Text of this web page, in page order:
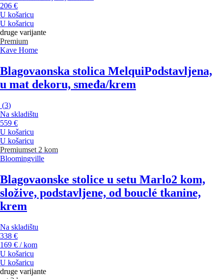
206 €
U košaricu
U košaricu
druge varijante
Premium
Kave Home
Blagovaonska stolica MelquiPodstavljena,
u mat dekoru, smeđa/krem
(3)
Na skladištu
559 €
U košaricu
U košaricu
Premiumset 2 kom
Bloomingville
Blagovaonske stolice u setu Marlo2 kom,
složive, podstavljene, od bouclé tkanine,
krem
Na skladištu
338 €
169 € / kom
U košaricu
U košaricu
druge varijante